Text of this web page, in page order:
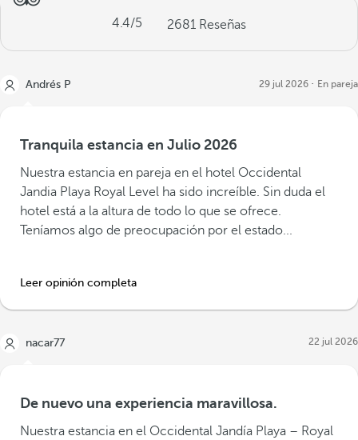
4.4/5 2681 Reseñas
Andrés P 29 jul 2026 En pareja
Tranquila estancia en Julio 2026
Nuestra estancia en pareja en el hotel Occidental
Jandia Playa Royal Level ha sido increíble. Sin duda el
hotel está a la altura de todo lo que se ofrece.
Teníamos algo de preocupación por el estado...
Leer opinión completa
nacar77 22 jul 2026
De nuevo una experiencia maravillosa.
Nuestra estancia en el Occidental Jandía Playa – Royal